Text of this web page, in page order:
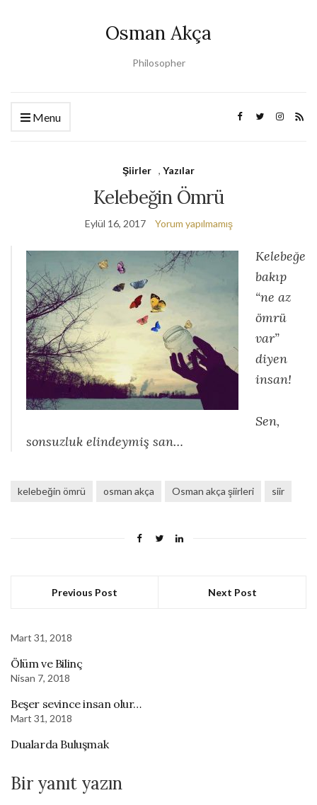
Osman Akça
Philosopher
Menu
Şiirler , Yazılar
Kelebeğin Ömrü
Eylül 16, 2017 Yorum yapılmamış
Kelebeğe
bakıp
“ne az
ömrü
var”
diyen
insan!
Sen,
sonsuzluk elindeymiş san…
kelebeğin ömrü osman akça Osman akça şiirleri siir
Previous Post Next Post
Mart 31, 2018
Ölüm ve Bilinç
Nisan 7, 2018
Beşer sevince insan olur…
Mart 31, 2018
Dualarda Buluşmak
Bir yanıt yazın